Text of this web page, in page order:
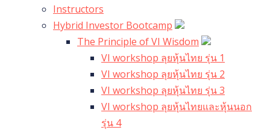
Instructors
Hybrid Investor Bootcamp
The Principle of VI Wisdom
VI workshop ลุยหุ้นไทย รุ่น 1
VI workshop ลุยหุ้นไทย รุ่น 2
VI workshop ลุยหุ้นไทย รุ่น 3
VI workshop ลุยหุ้นไทยและหุ้นนอก
รุ่น 4